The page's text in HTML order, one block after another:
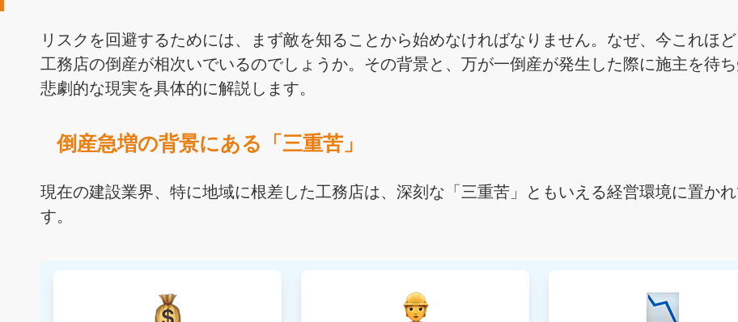
リスクを回避するためには、まず敵を知ることから始めなければなりません。なぜ、今これほ
工務店の倒産が相次いでいるのでしょうか。その背景と、万が一倒産が発生した際に施主を待
悲劇的な現実を具体的に解説します。
倒産急増の背景にある「三重苦」
現在の建設業界、特に地域に根差した工務店は、深刻な「三重苦」ともいえる経営環境に置かれ
す。